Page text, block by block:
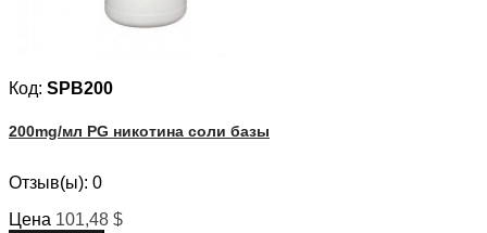
Код: SPB200
200mg/мл PG никотина соли базы
Отзыв(ы): 0
Цена 101,48 $